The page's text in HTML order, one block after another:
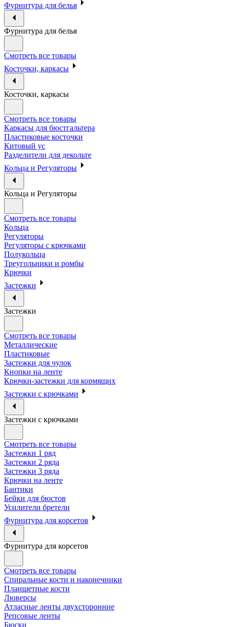
Фурнитура для белья
Фурнитура для белья
Смотреть все товары
Косточки, каркасы
Косточки, каркасы
Смотреть все товары
Каркасы для бюстгальтера
Пластиковые косточки
Китовый ус
Разделители для декольте
Кольца и Регуляторы
Кольца и Регуляторы
Смотреть все товары
Кольца
Регуляторы
Регуляторы с крючками
Полукольца
Треугольники и ромбы
Крючки
Застежки
Застежки
Смотреть все товары
Металлические
Пластиковые
Застежки для чулок
Кнопки на ленте
Крючки-застежки для кормящих
Застежки с крючками
Застежки с крючками
Смотреть все товары
Застежки 1 ряд
Застежки 2 ряда
Застежки 3 ряда
Крючки на ленте
Бантики
Бейки для бюстов
Усилители бретели
Фурнитура для корсетов
Фурнитура для корсетов
Смотреть все товары
Спиральные кости и наконечники
Планшетные кости
Люверсы
Атласные ленты двухсторонние
Репсовые ленты
Бюски